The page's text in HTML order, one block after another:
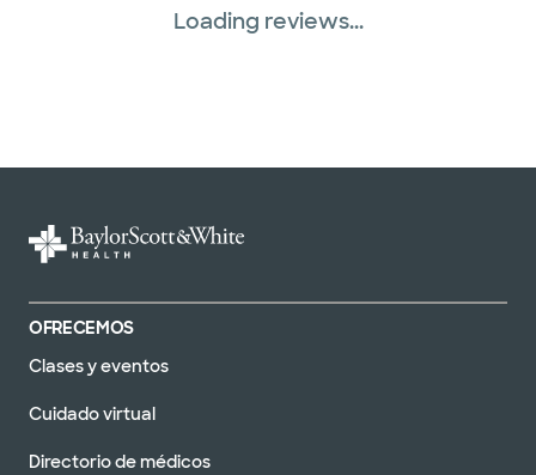
Loading reviews...
OFRECEMOS
Clases y eventos
Cuidado virtual
Directorio de médicos